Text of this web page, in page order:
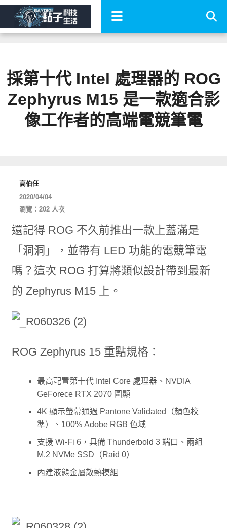
採第十代 Intel 處理器的 ROG
Zephyrus M15 是一款適合影
像工作者的高端電競筆電
高伯任
2020/04/04
瀏覽：202 人次
還記得 ROG 不久前推出一款上蓋滿是
「洞洞」，並帶有 LED 功能的電競筆電
嗎？這次 ROG 打算將類似設計帶到最新
的 Zephyrus M15 上。
ROG Zephyrus 15 重點規格：
最高配置第十代 Intel Core 處理器、NVDIA
GeForece RTX 2070 圖顯
4K 顯示螢幕通過 Pantone Validated（顏色校
準）、100% Adobe RGB 色域
支援 Wi-Fi 6，具備 Thunderbold 3 端口、兩組
M.2 NVMe SSD（Raid 0）
內建液態金屬散熱模組